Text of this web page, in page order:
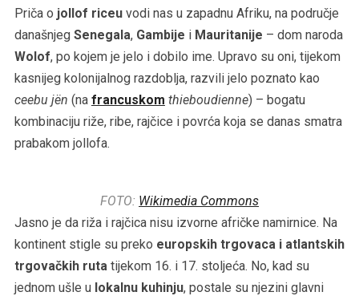
Priča o jollof riceuvodi nas u zapadnu Afriku, na područje
današnjeg Senegala, Gambije i Mauritanije – dom naroda
Wolof, po kojem je jelo i dobilo ime. Upravo su oni, tijekom
kasnijeg kolonijalnog razdoblja, razvili jelo poznato kao
ceebu jën (na francuskom thieboudienne) – bogatu
kombinaciju riže, ribe, rajčice i povrća koja se danas smatra
prabakom jollofa.
FOTO: Wikimedia Commons
Jasno je da riža i rajčica nisu izvorne afričke namirnice. Na
kontinent stigle su preko europskih trgovaca i atlantskih
trgovačkih ruta tijekom 16. i 17. stoljeća. No, kad su
jednom ušle u lokalnu kuhinju, postale su njezini glavni